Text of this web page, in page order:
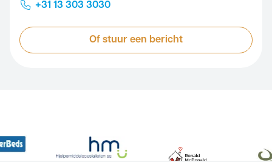
+31 13 303 3030
Of stuur een bericht